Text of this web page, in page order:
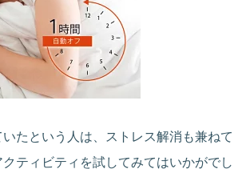
たという人は、ストレス解消も兼ねて
ティビティを試してみてはいかがでし